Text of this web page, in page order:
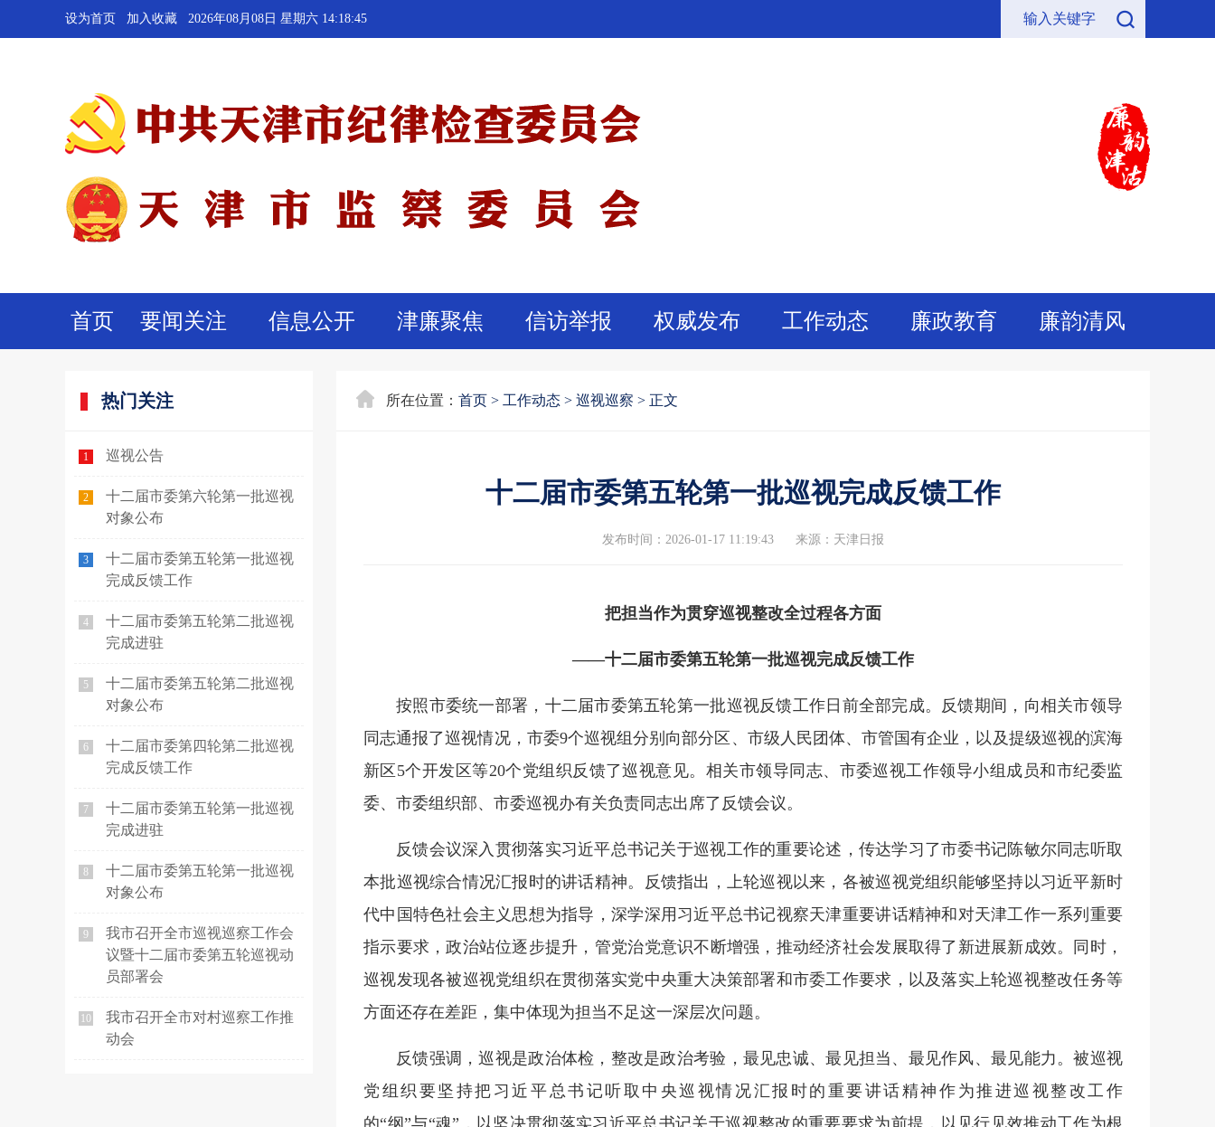
设为首页 加入收藏 2026年08月08日 星期六 14:18:46
首页 要闻关注 信息公开 津廉聚焦 信访举报 权威发布 工作动态 廉政教育 廉韵清风
热门关注
1 巡视公告
2
十二届市委第六轮第一批巡视
对象公布
3
十二届市委第五轮第一批巡视
完成反馈工作
4
十二届市委第五轮第二批巡视
完成进驻
5
十二届市委第五轮第二批巡视
对象公布
6
十二届市委第四轮第二批巡视
完成反馈工作
7
十二届市委第五轮第一批巡视
完成进驻
8
十二届市委第五轮第一批巡视
对象公布
9
我市召开全市巡视巡察工作会
议暨十二届市委第五轮巡视动
员部署会
10
我市召开全市对村巡察工作推
动会
所在位置： 首页 > 工作动态 > 巡视巡察 > 正文
十二届市委第五轮第一批巡视完成反馈工作
发布时间：2026-01-17 11:19:43 来源：天津日报
把担当作为贯穿巡视整改全过程各方面
——十二届市委第五轮第一批巡视完成反馈工作
按照市委统一部署，十二届市委第五轮第一批巡视反馈工作日前全部完成。反馈期间，向相关市领导
同志通报了巡视情况，市委9个巡视组分别向部分区、市级人民团体、市管国有企业，以及提级巡视的滨海
新区5个开发区等20个党组织反馈了巡视意见。相关市领导同志、市委巡视工作领导小组成员和市纪委监
委、市委组织部、市委巡视办有关负责同志出席了反馈会议。
反馈会议深入贯彻落实习近平总书记关于巡视工作的重要论述，传达学习了市委书记陈敏尔同志听取
本批巡视综合情况汇报时的讲话精神。反馈指出，上轮巡视以来，各被巡视党组织能够坚持以习近平新时
代中国特色社会主义思想为指导，深学深用习近平总书记视察天津重要讲话精神和对天津工作一系列重要
指示要求，政治站位逐步提升，管党治党意识不断增强，推动经济社会发展取得了新进展新成效。同时，
巡视发现各被巡视党组织在贯彻落实党中央重大决策部署和市委工作要求，以及落实上轮巡视整改任务等
方面还存在差距，集中体现为担当不足这一深层次问题。
反馈强调，巡视是政治体检，整改是政治考验，最见忠诚、最见担当、最见作风、最见能力。被巡视
党组织要坚持把习近平总书记听取中央巡视情况汇报时的重要讲话精神作为推进巡视整改工作
的“纲”与“魂”，以坚决贯彻落实习近平总书记关于巡视整改的重要要求为前提，以见行见效推动工作为根